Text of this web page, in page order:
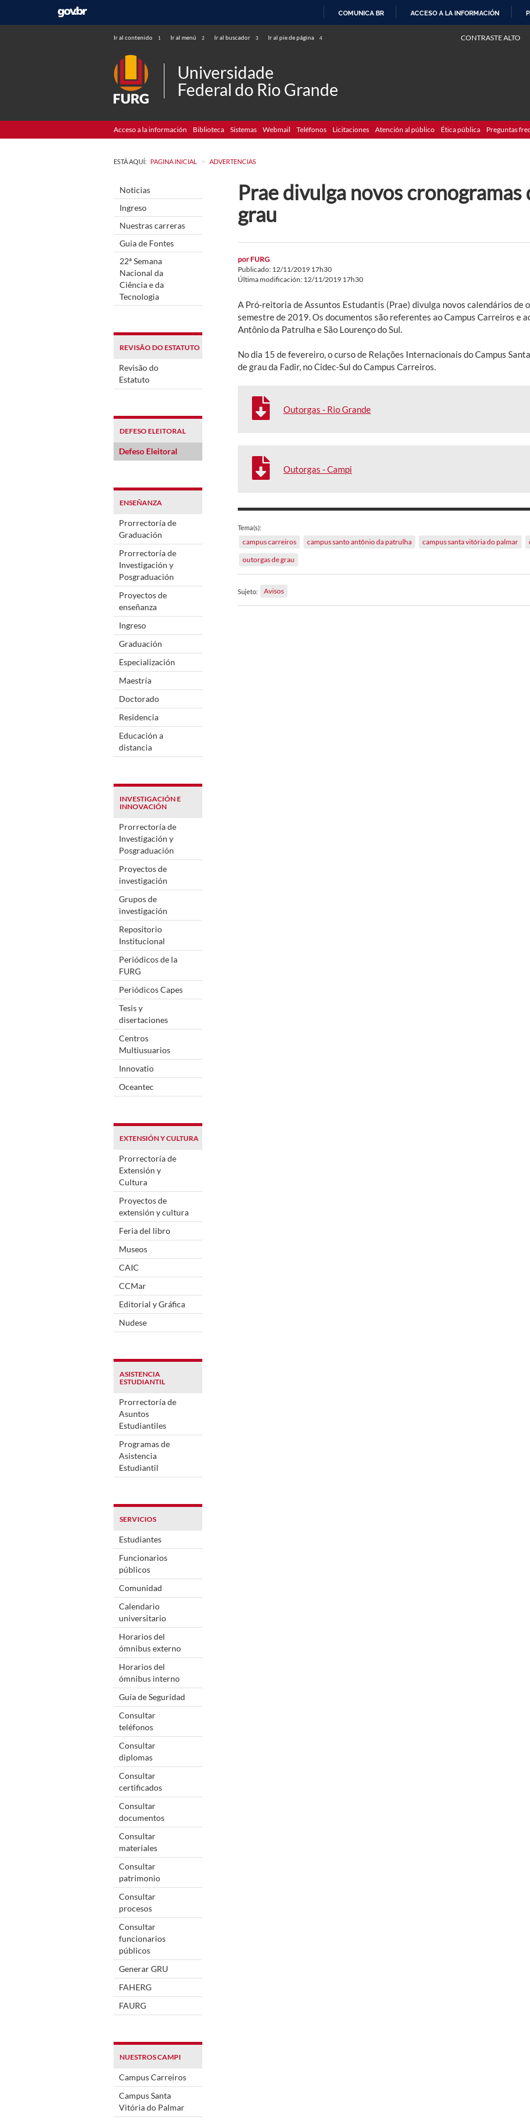
COMUNICA BR ACCESO A LA INFORMACIÓN
Ir al contenido 1 Ir al menú 2 Ir al buscador 3 Ir al pie de página 4 CONTRASTE ALTO
Universidade
Federal do Rio Grande
Acceso a la información Biblioteca Sistemas Webmail Teléfonos Licitaciones Atención al público Ética pública Preguntas
ESTÁ AQUÍ: PAGINA INICIAL > ADVERTENCIAS
Noticias
Ingreso
Nuestras carreras
Guia de Fontes
22ª Semana
Nacional da
Ciência e da
Tecnologia
REVISÃO DO ESTATUTO
Revisão do
Estatuto
DEFESO ELEITORAL
Defeso Eleitoral
ENSEÑANZA
Prorrectoría de
Graduación
Prorrectoría de
Investigación y
Posgraduación
Proyectos de
enseñanza
Ingreso
Graduación
Especialización
Maestría
Doctorado
Residencia
Educación a
distancia
INVESTIGACIÓN E
INNOVACIÓN
Prorrectoría de
Investigación y
Posgraduación
Proyectos de
investigación
Grupos de
investigación
Repositorio
Institucional
Periódicos de la
FURG
Periódicos Capes
Tesis y
disertaciones
Centros
Multiusuarios
Innovatio
Oceantec
EXTENSIÓN Y CULTURA
Prorrectoría de
Extensión y
Cultura
Proyectos de
extensión y cultura
Feria del libro
Museos
CAIC
CCMar
Editorial y Gráfica
Nudese
ASISTENCIA
ESTUDIANTIL
Prorrectoría de
Asuntos
Estudiantiles
Programas de
Asistencia
Estudiantil
SERVICIOS
Estudiantes
Funcionarios
públicos
Comunidad
Calendario
universitario
Horarios del
ómnibus externo
Horarios del
ómnibus interno
Guía de Seguridad
Consultar
teléfonos
Consultar
diplomas
Consultar
certificados
Consultar
documentos
Consultar
materiales
Consultar
patrimonio
Consultar
procesos
Consultar
funcionarios
públicos
Generar GRU
FAHERG
FAURG
NUESTROS CAMPI
Campus Carreiros
Campus Santa
Vitória do Palmar
Prae divulga novos
grau
por FURG
Publicado: 12/11/2019 17h30
Última modificación: 12/11/2019 17h30
A Pró-reitoria de Assuntos Estudantis (Prae) divulga novos calendários de
semestre de 2019. Os documentos são referentes ao Campus Carreiros e
Antônio da Patrulha e São Lourenço do Sul.
No dia 15 de fevereiro, o curso de Relações Internacionais do Campus
de grau da Fadir, no Cidec-Sul do Campus Carreiros.
Outorgas - Rio Grande
Outorgas - Campi
Tema(s):
campus carreiros campus santo antônio da patrulha campus santa vitória do palmar
outorgas de grau
Sujeto: Avisos